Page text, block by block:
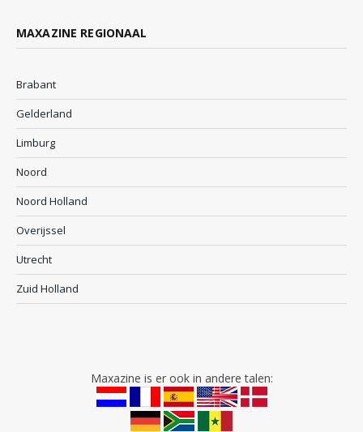
MAXAZINE REGIONAAL
Brabant
Gelderland
Limburg
Noord
Noord Holland
Overijssel
Utrecht
Zuid Holland
Maxazine is er ook in andere talen: